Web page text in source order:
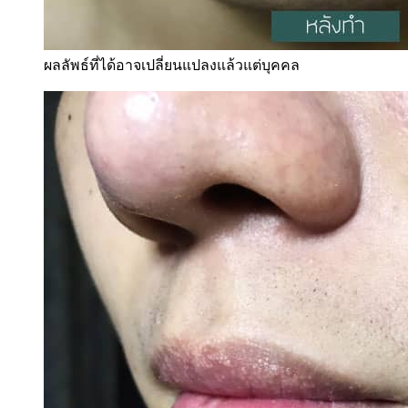
ผลลัพธ์ที่ได้อาจเปลี่ยนแปลงแล้วแต่บุคคล